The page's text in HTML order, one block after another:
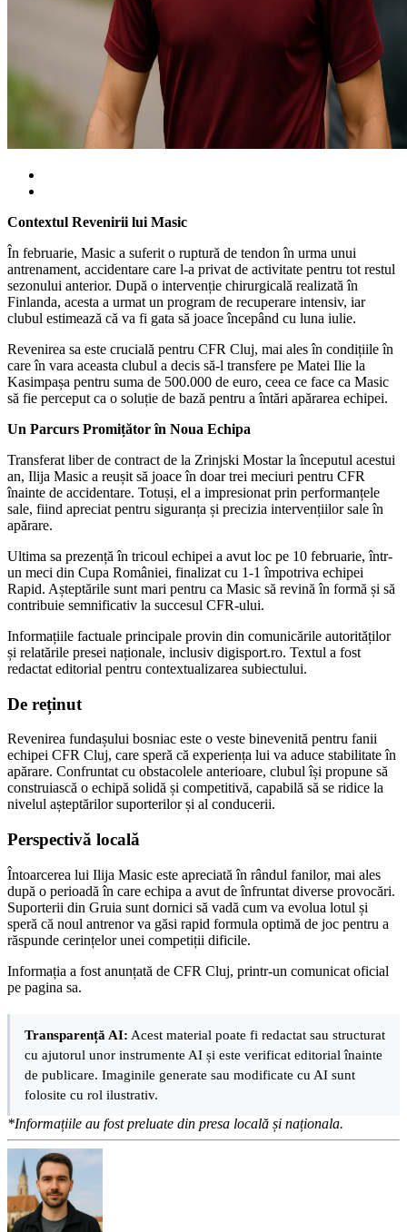
Contextul Revenirii lui Masic
În februarie, Masic a suferit o ruptură de tendon în urma unui
antrenament, accidentare care l-a privat de activitate pentru tot restul
sezonului anterior. După o intervenție chirurgicală realizată în
Finlanda, acesta a urmat un program de recuperare intensiv, iar
clubul estimează că va fi gata să joace începând cu luna iulie.
Revenirea sa este crucială pentru CFR Cluj, mai ales în condițiile în
care în vara aceasta clubul a decis să-l transfere pe Matei Ilie la
Kasimpașa pentru suma de 500.000 de euro, ceea ce face ca Masic
să fie perceput ca o soluție de bază pentru a întări apărarea echipei.
Un Parcurs Promițător în Noua Echipa
Transferat liber de contract de la Zrinjski Mostar la începutul acestui
an, Ilija Masic a reușit să joace în doar trei meciuri pentru CFR
înainte de accidentare. Totuși, el a impresionat prin performanțele
sale, fiind apreciat pentru siguranța și precizia intervențiilor sale în
apărare.
Ultima sa prezență în tricoul echipei a avut loc pe 10 februarie, într-
un meci din Cupa României, finalizat cu 1-1 împotriva echipei
Rapid. Așteptările sunt mari pentru ca Masic să revină în formă și să
contribuie semnificativ la succesul CFR-ului.
Informațiile factuale principale provin din comunicările autorităților
și relatările presei naționale, inclusiv digisport.ro. Textul a fost
redactat editorial pentru contextualizarea subiectului.
De reținut
Revenirea fundașului bosniac este o veste binevenită pentru fanii
echipei CFR Cluj, care speră că experiența lui va aduce stabilitate în
apărare. Confruntat cu obstacolele anterioare, clubul își propune să
construiască o echipă solidă și competitivă, capabilă să se ridice la
nivelul așteptărilor suporterilor și al conducerii.
Perspectivă locală
Întoarcerea lui Ilija Masic este apreciată în rândul fanilor, mai ales
după o perioadă în care echipa a avut de înfruntat diverse provocări.
Suporterii din Gruia sunt dornici să vadă cum va evolua lotul și
speră că noul antrenor va găsi rapid formula optimă de joc pentru a
răspunde cerințelor unei competiții dificile.
Informația a fost anunțată de CFR Cluj, printr-un comunicat oficial
pe pagina sa.
Transparență AI: Acest material poate fi redactat sau structurat
cu ajutorul unor instrumente AI și este verificat editorial înainte
de publicare. Imaginile generate sau modificate cu AI sunt
folosite cu rol ilustrativ.
*Informațiile au fost preluate din presa locală și naționala.